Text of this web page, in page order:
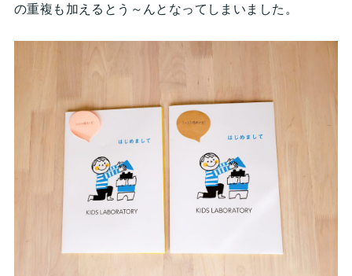
の重複も加えるとう～んとなってしまいました。